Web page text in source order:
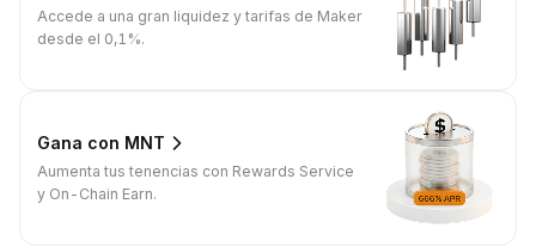
Accede a una gran liquidez y tarifas de Maker
desde el 0,1%.
Gana con MNT
Aumenta tus tenencias con Rewards Service
y On-Chain Earn.